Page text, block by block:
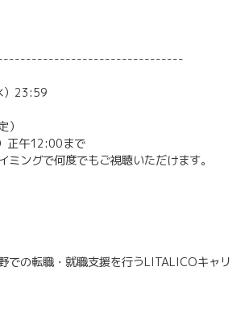
）23:59
）
正午12:00まで
ミングで何度でもご視聴いただけます。
での転職・就職支援を行うLITALICOキャリ